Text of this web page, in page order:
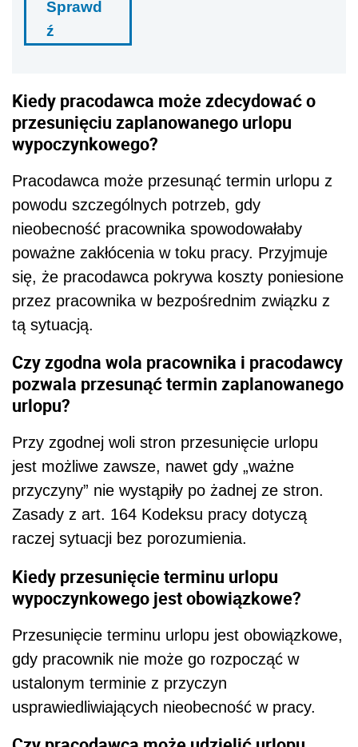
Sprawd
ź
Kiedy pracodawca może zdecydować o
przesunięciu zaplanowanego urlopu
wypoczynkowego?
Pracodawca może przesunąć termin urlopu z
powodu szczególnych potrzeb, gdy
nieobecność pracownika spowodowałaby
poważne zakłócenia w toku pracy. Przyjmuje
się, że pracodawca pokrywa koszty poniesione
przez pracownika w bezpośrednim związku z
tą sytuacją.
Czy zgodna wola pracownika i pracodawcy
pozwala przesunąć termin zaplanowanego
urlopu?
Przy zgodnej woli stron przesunięcie urlopu
jest możliwe zawsze, nawet gdy „ważne
przyczyny” nie wystąpiły po żadnej ze stron.
Zasady z art. 164 Kodeksu pracy dotyczą
raczej sytuacji bez porozumienia.
Kiedy przesunięcie terminu urlopu
wypoczynkowego jest obowiązkowe?
Przesunięcie terminu urlopu jest obowiązkowe,
gdy pracownik nie może go rozpocząć w
ustalonym terminie z przyczyn
usprawiedliwiających nieobecność w pracy.